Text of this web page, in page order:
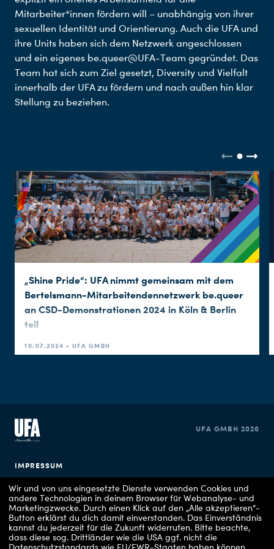
Mitarbeiter*innen fördern will – unabhängig von ihrer
sexuellen Identität und Orientierung. Auch die UFA und
ihre Units haben sich dem Netzwerk angeschlossen
und ein eigenes be.queer@UFA-Team gegründet. Das
Team hat sich zum Ziel gesetzt, Diversity und Vielfalt
innerhalb der UFA zu fördern und nach außen hin klar
Stellung zu beziehen.
„Shine Pride“: UFA nimmt gemeinsam mit dem
Bertelsmann-Mitarbeitendennetzwerk be.queer
an CSD-Demonstrationen 2024 in Köln & Berlin
teil
10.07.2024 • UFA GMBH
IMPRESSUM
DATENSCHUTZERKLÄRUNG
COOKIE EINSTELLUNGEN
UFA GMBH 2026
Wir und von uns eingesetzte Dienste verwenden Cookies und
andere Technologien in deinem Browser für Webanalyse- und
Marketingzwecke. Durch einen Klick auf den „Alle akzeptieren“-
Button erklärst du dich damit einverstanden. Das Einverständnis
kannst du jederzeit für die Zukunft widerrufen. Bitte beachte,
dass diese sog. Drittländer wie die USA ggf. nicht die
Datenschutzstandards wie EU/EWR-Staaten haben können,